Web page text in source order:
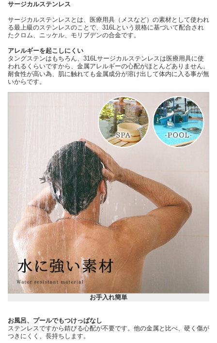
サージカルステンレス
サージカルステンレスとは、医療用具（メスなど）の素材として使われ
る最上級のステンレスのことで、316Lという規格に基づいて配合され
たクロム、ニッケル、モリブデンの合金です。
アレルギーを起こしにくい
タングステンはもちろん、316Lサージカルステンレスは医療用具に使
われるくらいですから、金属アレルギーの心配がほとんどありません。
耐食性が高い為、肌に触れても金属成分が溶け出して体内に入る事が無
いからです。
お手入れ簡単
お風呂、プールでもつけっぱなし
ステンレスですから錆びる心配が不要です。他の金属と比べ、硬く傷が
つきにくく、長持ちします。